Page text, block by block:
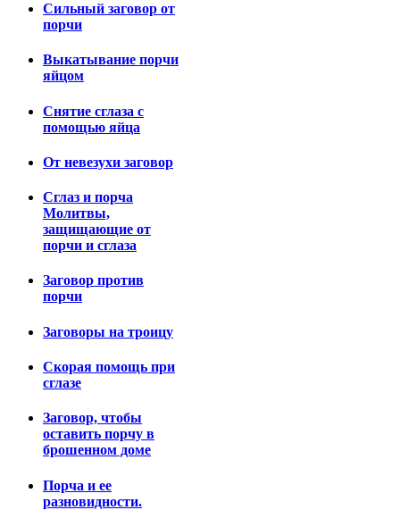
Сильный заговор от
порчи
Выкатывание порчи
яйцом
Снятие сглаза с
помощью яйца
От невезухи заговор
Сглаз и порча
Молитвы,
защищающие от
порчи и сглаза
Заговор против
порчи
Заговоры на троицу
Скорая помощь при
сглазе
Заговор, чтобы
оставить порчу в
брошенном доме
Порча и ее
разновидности.